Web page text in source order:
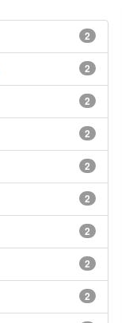
2
2
2
2
2
2
2
2
2